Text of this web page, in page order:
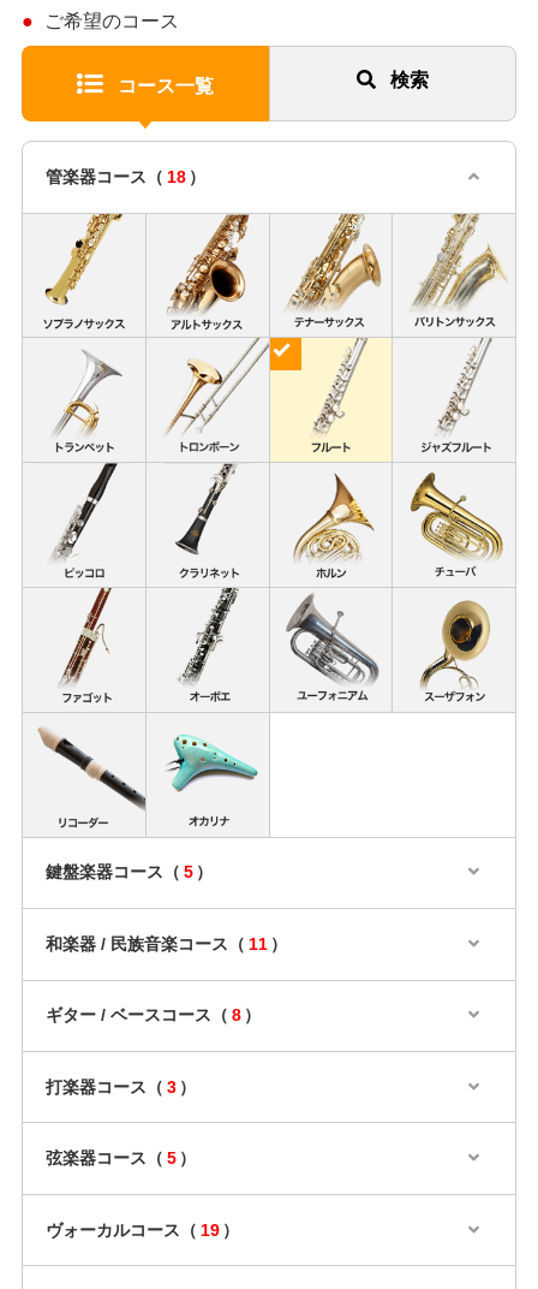
ご希望のコース
コース一覧 検索
管楽器コース（ 18 ）
鍵盤楽器コース（ 5 ）
和楽器 / 民族音楽コース（ 11 ）
ギター / ベースコース（ 8 ）
打楽器コース（ 3 ）
弦楽器コース（ 5 ）
ヴォーカルコース（ 19 ）